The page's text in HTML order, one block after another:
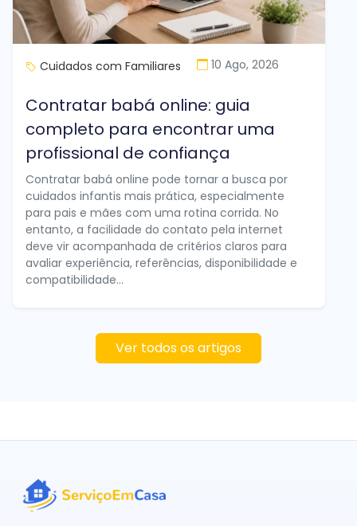
Cuidados com Familiares 10 Ago, 2026
Contratar babá online: guia
completo para encontrar uma
profissional de confiança
Contratar babá online pode tornar a busca por
cuidados infantis mais prática, especialmente
para pais e mães com uma rotina corrida. No
entanto, a facilidade do contato pela internet
deve vir acompanhada de critérios claros para
avaliar experiência, referências, disponibilidade e
compatibilidade...
Ver todos os artigos